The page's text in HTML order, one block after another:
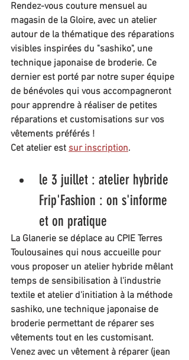
Rendez-vous couture mensuel au
magasin de la Gloire, avec un atelier
autour de la thématique des réparations
visibles inspirées du "sashiko", une
technique japonaise de broderie. Ce
dernier est porté par notre super équipe
de bénévoles qui vous accompagneront
pour apprendre à réaliser de petites
réparations et customisations sur vos
vêtements préférés !
Cet atelier est sur inscription.
le 3 juillet : atelier hybride
Frip'Fashion : on s'informe
et on pratique
La Glanerie se déplace au CPIE Terres
Toulousaines qui nous accueille pour
vous proposer un atelier hybride mêlant
temps de sensibilisation à l'industrie
textile et atelier d'initiation à la méthode
sashiko, une technique japonaise de
broderie permettant de réparer ses
vêtements tout en les customisant.
Venez avec un vêtement à réparer (jean